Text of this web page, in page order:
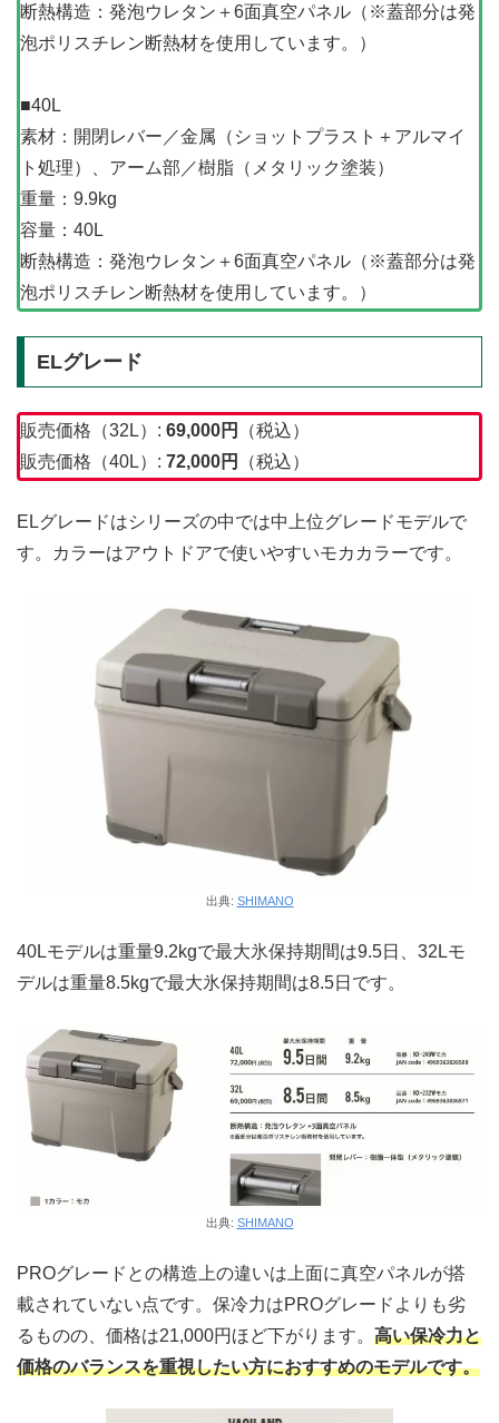
断熱構造：発泡ウレタン＋6面真空パネル（※蓋部分は発
泡ポリスチレン断熱材を使用しています。）
■40L
素材：開閉レバー／金属（ショットプラスト＋アルマイ
ト処理）、アーム部／樹脂（メタリック塗装）
重量：9.9kg
容量：40L
断熱構造：発泡ウレタン＋6面真空パネル（※蓋部分は発
泡ポリスチレン断熱材を使用しています。）
ELグレード
販売価格（32L）: 69,000円
（税込）
販売価格（40L）: 72,000円 （税込）
ELグレードはシリーズの中では中上位グレードモデルで
す。カラーはアウトドアで使いやすいモカカラーです。
出典: SHIMANO
40Lモデルは重量9.2kgで最大氷保持期間は9.5日、32Lモ
デルは重量8.5kgで最大氷保持期間は8.5日です。
出典: SHIMANO
PROグレードとの構造上の違いは上面に真空パネルが搭
載されていない点です。保冷力はPROグレードよりも劣
るものの、価格は21,000円ほど下がります。 高い保冷力と
価格のバランスを重視したい方におすすめのモデルです。